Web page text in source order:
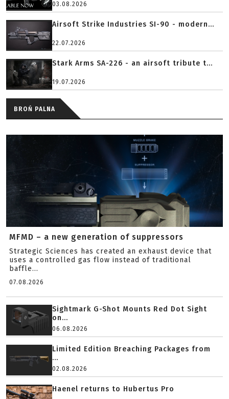
03.08.2026
Airsoft Strike Industries SI-90 - modern...
22.07.2026
Stark Arms SA-226 - an airsoft tribute t...
19.07.2026
BROŃ PALNA
MFMD – a new generation of suppressors
Strategic Sciences has created an exhaust device that
uses a controlled gas flow instead of traditional
baffle...
07.08.2026
Sightmark G-Shot Mounts Red Dot Sight
on...
06.08.2026
Limited Edition Breaching Packages from
...
02.08.2026
Haenel returns to Hubertus Pro